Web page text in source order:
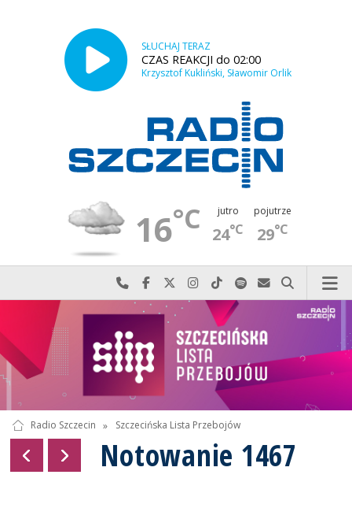
SŁUCHAJ TERAZ
CZAS REAKCJI do 02:00
Krzysztof Kukliński, Sławomir Orlik
16°C jutro
24°C
pojutrze
29°C
Najlepiej po prostu do nas zadzwoń
Odwiedź nas na Facebook-u
Odwiedź nas na X
Odwiedź nas na Instagram-ie
Odwiedź nas na TikTok-u
Szukaj nas na Spotify
Wyślij do nas
Szukaj
Radio Szczecin » Szczecińska Lista Przebojów
Notowanie 1467